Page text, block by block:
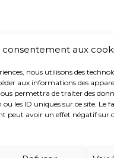
consentement aux
nous utilisons des
aux informations des
permettra de traiter des
les ID uniques sur ce site. Le
peut avoir un effet négatif sur